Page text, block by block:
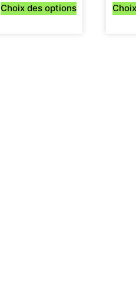
Choix des options